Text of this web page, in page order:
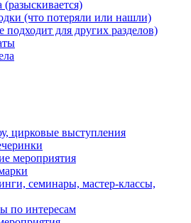
(что потеряли или нашли)
подходит для других разделов)
цирковые выступления
мероприятия
семинары, мастер-классы,
по интересам